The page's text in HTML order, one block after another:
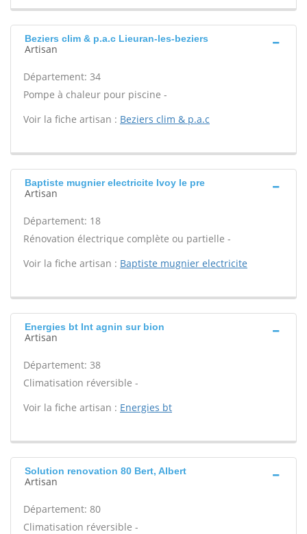
Beziers clim & p.a.c Lieuran-les-beziers
Artisan
Département: 34
Pompe à chaleur pour piscine -
Voir la fiche artisan : Beziers clim & p.a.c
Baptiste mugnier electricite Ivoy le pre
Artisan
Département: 18
Rénovation électrique complète ou partielle -
Voir la fiche artisan : Baptiste mugnier electricite
Energies bt Int agnin sur bion
Artisan
Département: 38
Climatisation réversible -
Voir la fiche artisan : Energies bt
Solution renovation 80 Bert, Albert
Artisan
Département: 80
Climatisation réversible -